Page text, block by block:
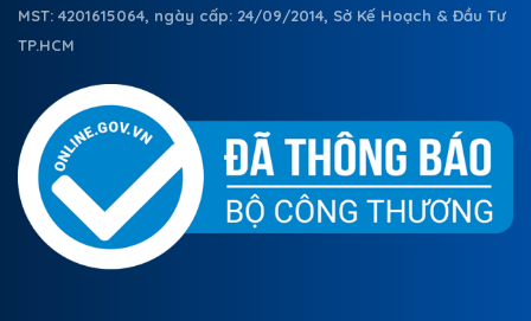
MST: 4201615064, ngày cấp: 24/09/2014, Sở Kế Hoạch & Đầu Tư
TP.HCM